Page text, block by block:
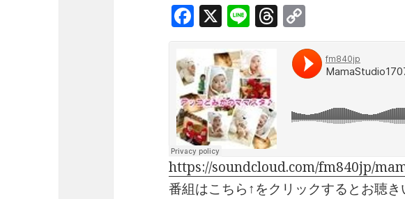
F
a
c
e
b
o
o
k
X Li
n
e
T
h
d
s
o
p
y
Li
n
k
https://soundcloud.com/fm840jp/
番組はこちら↑をクリックするとお聴